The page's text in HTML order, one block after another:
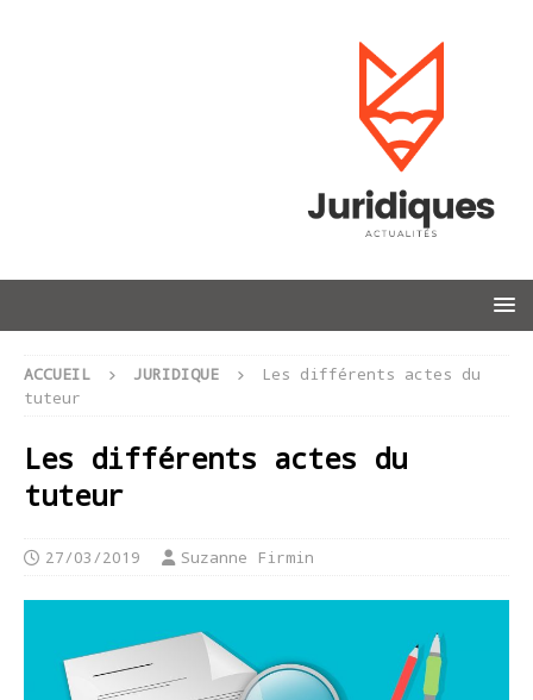
ACCUEIL JURIDIQUE
Les différents actes du
tuteur
Les différents actes du
tuteur
27/03/2019 Suzanne Firmin